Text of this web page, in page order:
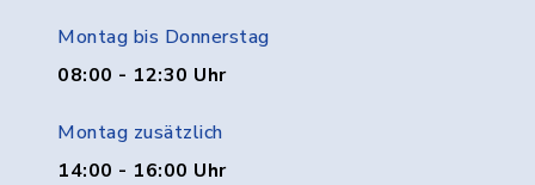
Montag bis Donnerstag
08:00 - 12:30 Uhr
Montag zusätzlich
14:00 - 16:00 Uhr